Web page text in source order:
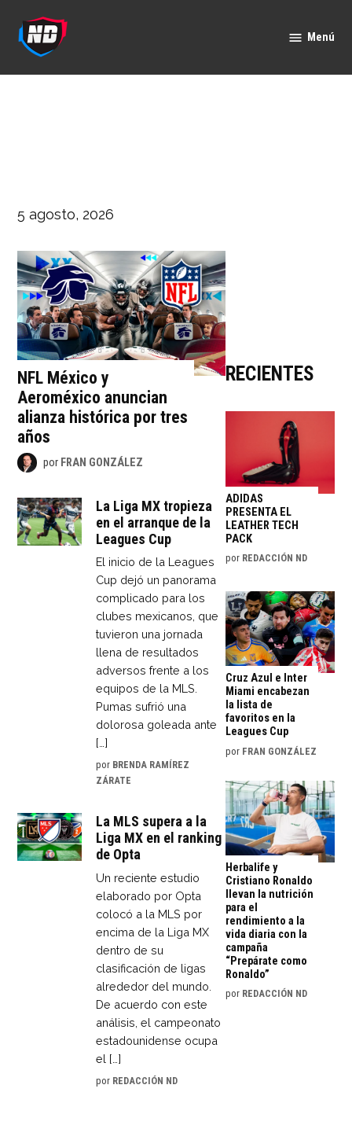
contenido
Menú
5 agosto, 2026
NFL México y
Aeroméxico anuncian
alianza histórica por tres
años
por FRAN GONZÁLEZ
La Liga MX tropieza
en el arranque de la
Leagues Cup
El inicio de la Leagues
Cup dejó un panorama
complicado para los
clubes mexicanos, que
tuvieron una jornada
llena de resultados
adversos frente a los
equipos de la MLS.
Pumas sufrió una
dolorosa goleada ante
[…]
por BRENDA RAMÍREZ
ZÁRATE
La MLS supera a la
Liga MX en el ranking
de Opta
Un reciente estudio
elaborado por Opta
colocó a la MLS por
encima de la Liga MX
dentro de su
clasificación de ligas
alrededor del mundo.
De acuerdo con este
análisis, el campeonato
estadounidense ocupa
el […]
por REDACCIÓN ND
RECIENTES
ADIDAS
PRESENTA EL
LEATHER TECH
PACK
por REDACCIÓN ND
Cruz Azul e Inter
Miami encabezan
la lista de
favoritos en la
Leagues Cup
por FRAN GONZÁLEZ
Herbalife y
Cristiano Ronaldo
llevan la nutrición
para el
rendimiento a la
vida diaria con la
campaña
“Prepárate como
Ronaldo”
por REDACCIÓN ND